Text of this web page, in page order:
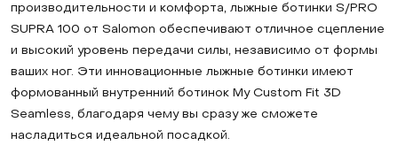
производительности и комфорта, лыжные ботинки S/PRO
SUPRA 100 от Salomon обеспечивают отличное сцепление
и высокий уровень передачи силы, независимо от формы
ваших ног. Эти инновационные лыжные ботинки имеют
формованный внутренний ботинок My Custom Fit 3D
Seamless, благодаря чему вы сразу же сможете
насладиться идеальной посадкой.